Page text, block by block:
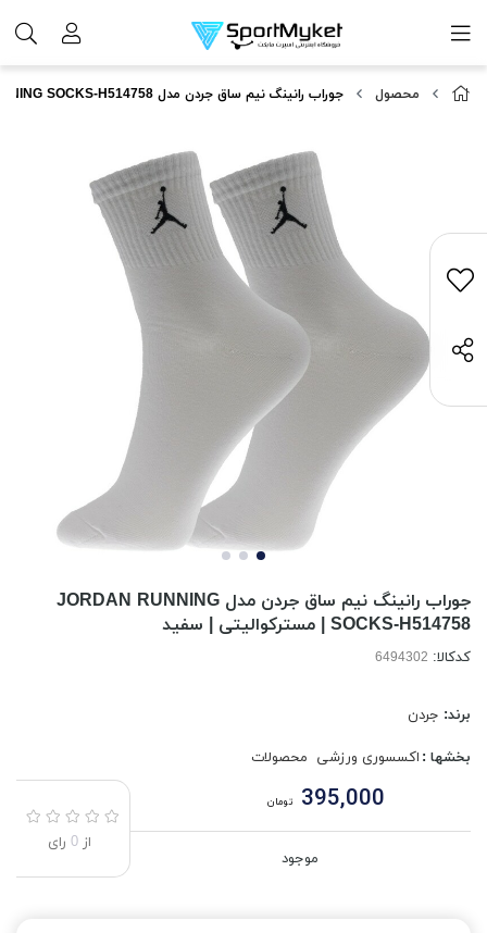
محصول جوراب رانینگ نیم ساق جردن مدل JORDAN RUNNING SOCKS-H514758 | مسترکوالیتی | سفید
جوراب رانینگ نیم ساق جردن مدل JORDAN RUNNING
SOCKS-H514758 | مسترکوالیتی | سفید
کدکالا:
برند: جردن
بخشها : اکسسوری ورزشی محصولات
395,000 تومان
موجود
از 0 رای